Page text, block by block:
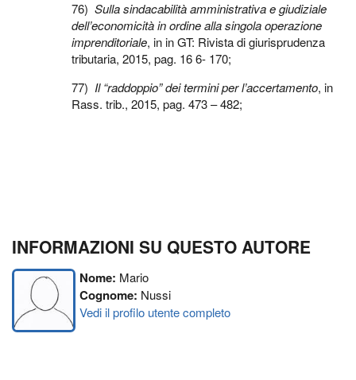
76) Sulla sindacabilità amministrativa e giudiziale
dell’economicità in ordine alla singola operazione
imprenditoriale, in in GT: Rivista di giurisprudenza
tributaria, 2015, pag. 16 6- 170;
77) Il “raddoppio” dei termini per l’accertamento, in
Rass. trib., 2015, pag. 473 – 482;
INFORMAZIONI SU QUESTO AUTORE
Nome: Mario
Cognome: Nussi
Vedi il profilo utente completo